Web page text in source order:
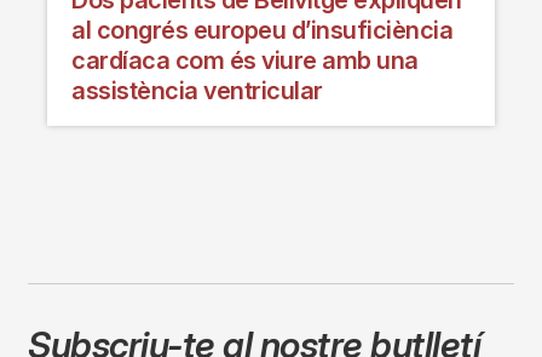
al congrés europeu d’insuficiència
cardíaca com és viure amb una
assistència ventricular
Subscriu-te al nostre butlletí